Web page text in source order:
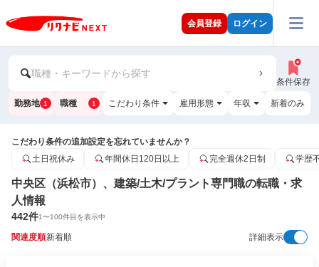
会員登録 ログイン
職種・キーワードから探す
条件保存
勤務地 1 職種 1 こだわり条件 雇用形態 年収 新着のみ
こだわり条件の追加設定を忘れていませんか？
土日祝休み
年間休日120日以上 完全週休2日制 学歴
中央区（浜松市）、建築/土木/プラント専門職の転職・求
人情報
442件1〜100件目を表示中
関連度順新着順 詳細表示